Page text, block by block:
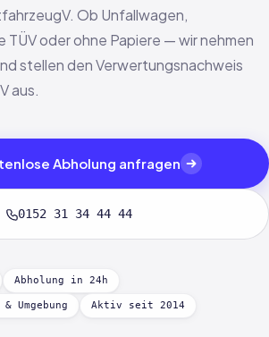
Ob Unfallwagen,
TÜV oder ohne Papiere — wir nehmen
stellen den Verwertungsnachweis
aus.
Abholung anfragen
0152 31 34 44 44
Abholung in 24h
Umgebung Aktiv seit 2014